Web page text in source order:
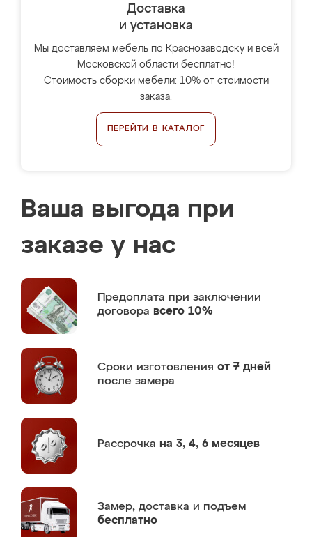
Доставка
и установка
Мы доставляем мебель по Краснозаводску и всей
Московской области бесплатно!
Стоимость сборки мебели: 10% от стоимости
заказа.
ПЕРЕЙТИ В КАТАЛОГ
Ваша выгода при
заказе у нас
Предоплата при заключении
договора всего 10%
Сроки изготовления от 7 дней
после замера
Рассрочка на 3, 4, 6 месяцев
Замер, доставка и подъем
бесплатно